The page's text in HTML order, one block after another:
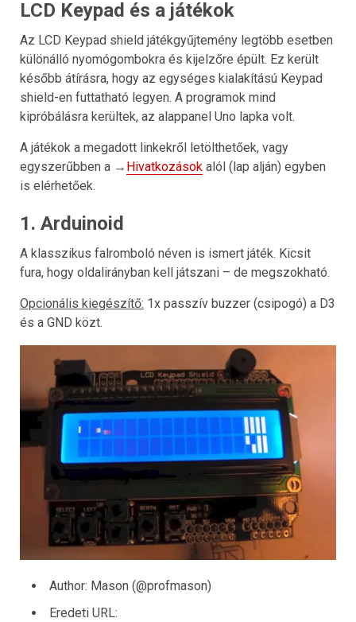
LCD Keypad és a játékok
Az LCD Keypad shield játékgyűjtemény legtöbb esetben
különálló nyomógombokra és kijelzőre épült. Ez került
később átírásra, hogy az egységes kialakítású Keypad
shield-en futtatható legyen. A programok mind
kipróbálásra kerültek, az alappanel Uno lapka volt.
A játékok a megadott linkekről letölthetőek, vagy
egyszerűbben a → Hivatkozások alól (lap alján) egyben
is elérhetőek.
1. Arduinoid
A klasszikus falromboló néven is ismert játék. Kicsit
fura, hogy oldalirányban kell játszani – de megszokható.
Opcionális kiegészítő: 1x passzív buzzer (csipogó) a D3
és a GND közt.
Author: Mason (@profmason)
Eredeti URL: